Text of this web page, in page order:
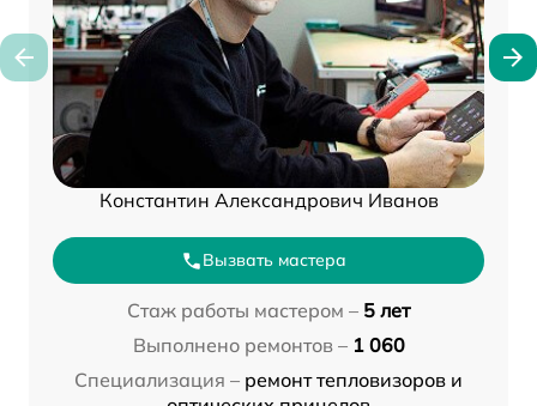
Константин Александрович Иванов
Вызвать мастера
Стаж работы мастером – 5 лет
Выполнено ремонтов – 1 060
Специализация – ремонт тепловизоров и